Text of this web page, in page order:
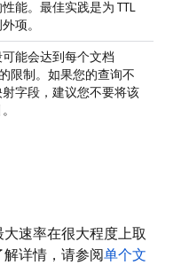
能。最佳实践是为 TTL
项。
能会达到每个文档
限制。如果您的查询不
字段，建议您不要将该
速率在很大程度上取
详情，请参阅单个文